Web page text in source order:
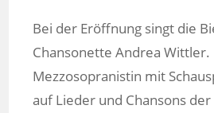
Bei der Eröffnung singt die
Chansonette Andrea Wittler.
Mezzosopranistin mit
auf Lieder und Chansons